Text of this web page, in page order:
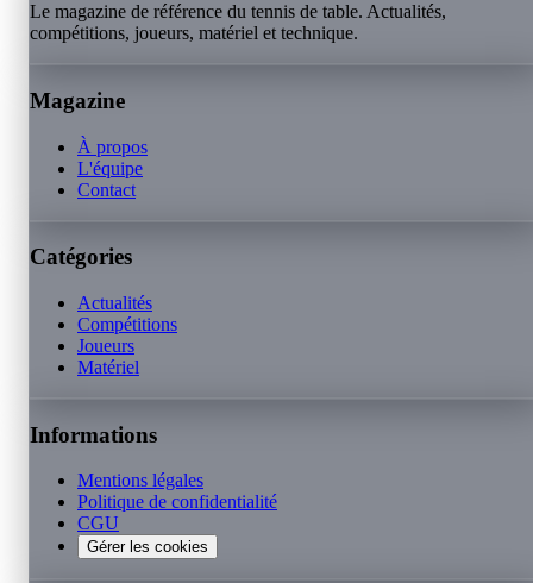
Le magazine de référence du tennis de table. Actualités,
compétitions, joueurs, matériel et technique.
Magazine
À propos
L'équipe
Contact
Catégories
Actualités
Compétitions
Joueurs
Matériel
Informations
Mentions légales
Politique de confidentialité
CGU
Gérer les cookies